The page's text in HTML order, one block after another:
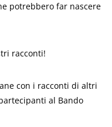
potrebbero far nascere
racconti!
con i racconti di altri
al Bando